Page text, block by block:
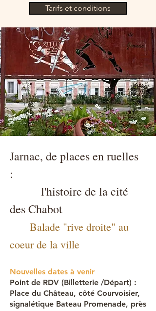
Tarifs et conditions
Jarnac, de places en ruelles
:
l'histoire de la cité
des Chabot
Balade "rive droite" au
coeur de la ville
Nouvelles dates à venir
Point de RDV (Billetterie /Départ) :
Place du Château, côté Courvoisier,
signalétique Bateau Promenade, près